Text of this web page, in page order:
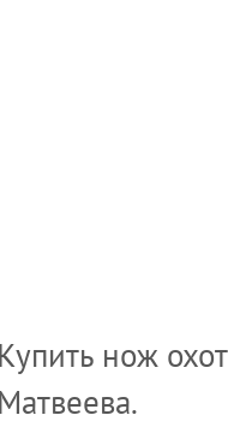
Купить нож
Матвеева.